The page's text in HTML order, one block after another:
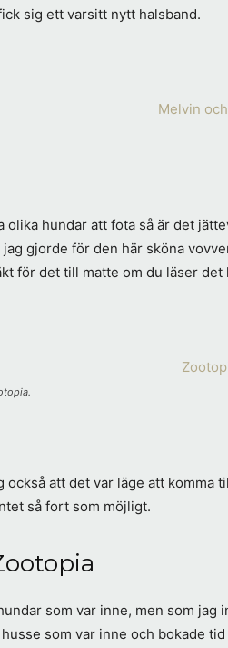
sig ett varsitt nytt halsband.
olika hundar att fota så är det
gjorde för den här sköna
för det till matte om du läser det
också att det var läge att komma
så fort som möjligt.
som var inne, men som jag
som var inne och bokade